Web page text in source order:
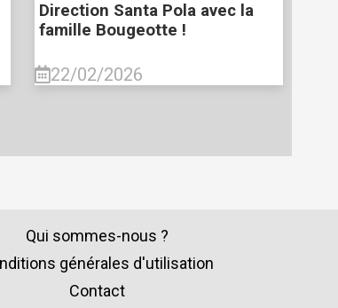
Direction Santa Pola avec la
famille Bougeotte !
22/02/2026
Qui sommes-nous ?
générales d'utilisation
Contact